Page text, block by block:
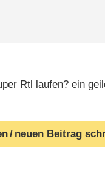
Rtl laufen? ein
/ neuen Beitrag